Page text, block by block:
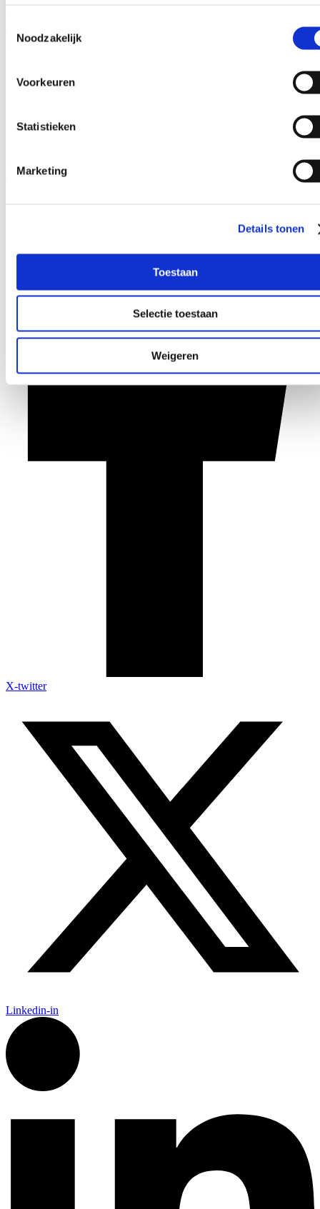
Noodzakelijk
Voorkeuren
Statistieken
Marketing
Details tonen
Toestaan
Selectie toestaan
Weigeren
l'automatisation du marketing, l'IA et les médias sociaux.
Grâce à notre expertise en growth hacking, en marketing de
performance et en IA, nous stimulons votre croissance.
Kontichsesteenweg 38A 2630 Aartselaar Belgique info@stratics.be
© 2026 Stratics. Tous droits réservés.
Facebook f
X-twitter
Linkedin-in